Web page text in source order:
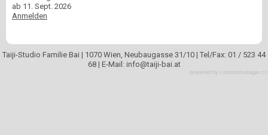
ab 11. Sept. 2026
Anmelden
Taiji-Studio Familie Bai | 1070 Wien, Neubaugasse 31/10 | Tel/Fax: 01 / 523 44
68 | E-Mail: info@taiji-bai.at
powered by contentmanager.cc